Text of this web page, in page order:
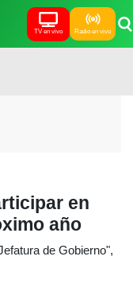
TV en vivo Radio en vivo
en
año
de Gobierno",